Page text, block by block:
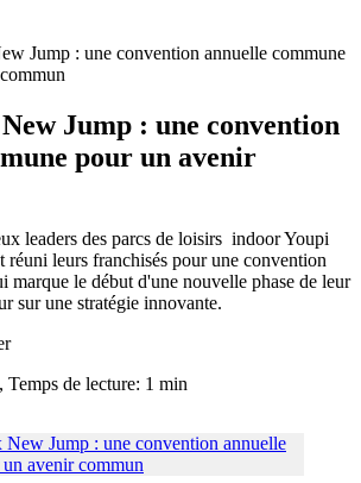
Jump : une convention annuelle commune
Jump : une convention
pour un avenir
leaders des parcs de loisirs indoor Youpi
réuni leurs franchisés pour une convention
marque le début d'une nouvelle phase de leur
sur une stratégie innovante.
, Temps de lecture: 1 min